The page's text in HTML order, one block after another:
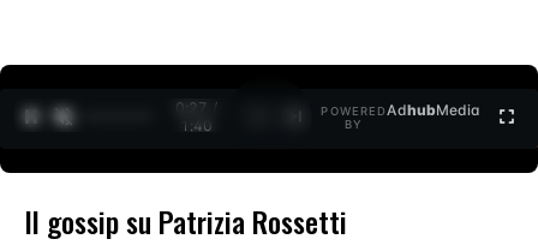
0:28 /
1:40
POWERED
BY
AdhubMedia
Il gossip su Patrizia Rossetti